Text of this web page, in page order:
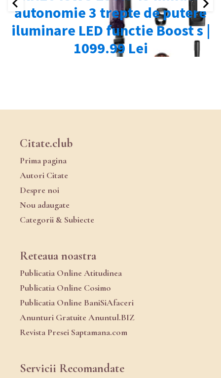
Citate.club
Prima pagina
Autori Citate
Despre noi
Nou adaugate
Categorii & Subiecte
Reteaua noastra
Publicatia Online Atitudinea
Publicatia Online Cosimo
Publicatia Online BaniSiAfaceri
Anunturi Gratuite Anuntul.BIZ
Revista Presei Saptamana.com
Servicii Recomandate